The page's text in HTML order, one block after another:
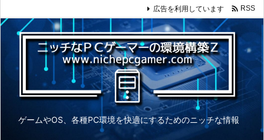
ゲームやOS、各種PC環境を快適にするためのニッチな情報
広告を利用しています  RSS